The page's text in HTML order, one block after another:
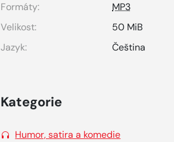
Formáty:
MP3
Velikost:
50 MiB
Jazyk:
Čeština
Kategorie
Humor, satira a komedie